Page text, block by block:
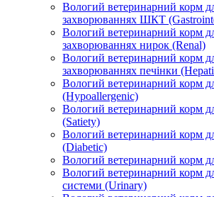
Вологий ветеринарний корм
захворюваннях ШКТ
Вологий ветеринарний корм
захворюваннях нирок (Renal)
Вологий ветеринарний корм
захворюваннях печінки
Вологий ветеринарний корм
(Hypoallergenic)
Вологий ветеринарний корм
(Satiety)
Вологий ветеринарний корм
(Diabetic)
Вологий ветеринарний корм
Вологий ветеринарний корм
системи (Urinary)